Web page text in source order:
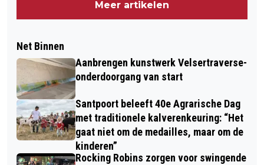
Meer artikelen
Net Binnen
Aanbrengen kunstwerk Velsertraverse-
onderdoorgang van start
Santpoort beleeft 40e Agrarische Dag
met traditionele kalverenkeuring: “Het
gaat niet om de medailles, maar om de
kinderen”
Rocking Robins zorgen voor swingende